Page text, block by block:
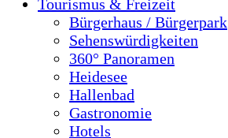
Tourismus & Freizeit
Bürgerhaus / Bürgerpark
Sehenswürdigkeiten
360° Panoramen
Heidesee
Hallenbad
Gastronomie
Hotels